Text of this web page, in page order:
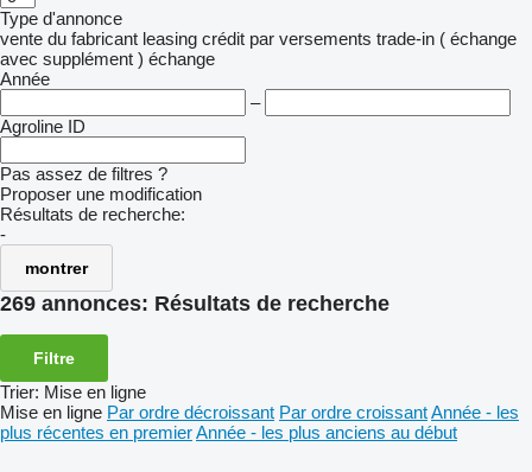
Type d'annonce
vente du fabricant leasing crédit par versements trade-in ( échange
avec supplément ) échange
Année
–
Agroline ID
Pas assez de filtres ?
Proposer une modification
Résultats de recherche:
-
montrer
269 annonces: Résultats de recherche
Filtre
Trier: Mise en ligne
Mise en ligne Par ordre décroissant Par ordre croissantAnnée - les
plus récentes en premierAnnée - les plus anciens au début